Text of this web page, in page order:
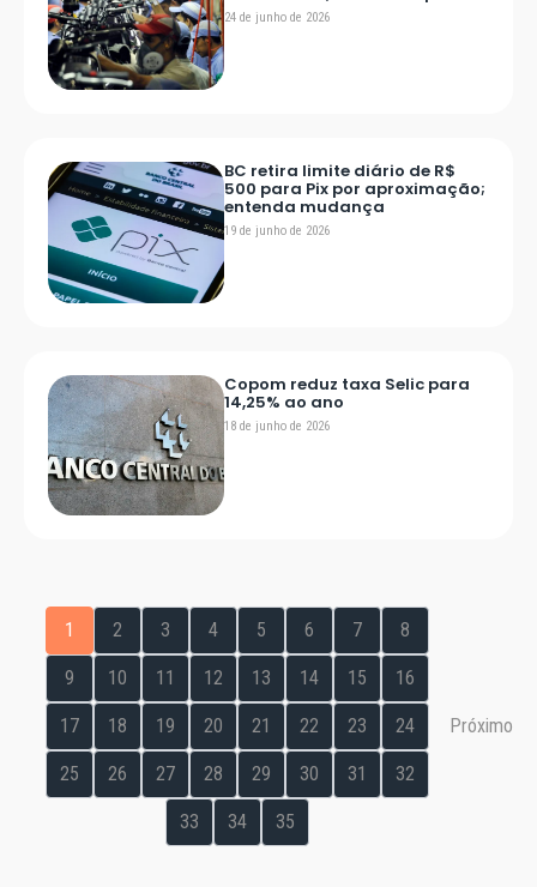
24 de junho de 2026
BC retira limite diário de R$
500 para Pix por aproximação;
entenda mudança
19 de junho de 2026
Copom reduz taxa Selic para
14,25% ao ano
18 de junho de 2026
1 2 3 4 5 6 7 8
9 10 11 12 13 14 15 16
17 18 19 20 21 22 23 24
25 26 27 28 29 30 31 32
33 34 35
Próximo